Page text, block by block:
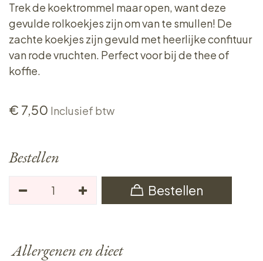
Trek de koektrommel maar open, want deze
gevulde rolkoekjes zijn om van te smullen! De
zachte koekjes zijn gevuld met heerlijke confituur
van rode vruchten. Perfect voor bij de thee of
koffie.
€ 7,50 Inclusief btw
Bestellen
Bestellen
Allergenen en dieet